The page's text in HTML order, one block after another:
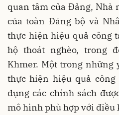
quan tâm của Đảng, Nhà
của toàn Đảng bộ và
thực hiện hiệu quả công
hộ thoát nghèo, trong
Khmer. Một trong những
thực hiện hiệu quả
dụng các chính sách
mô hình phù hợp với điều